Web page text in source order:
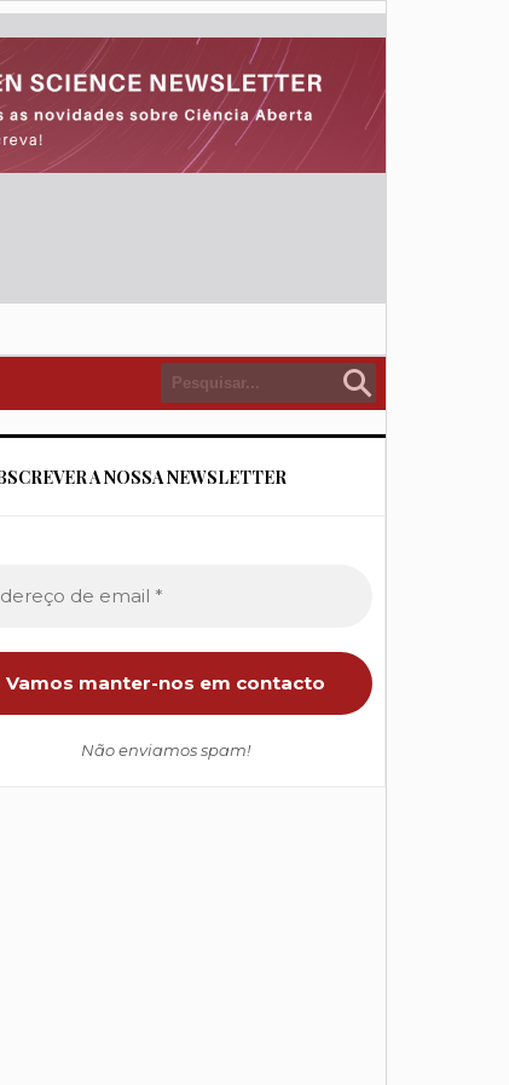
A NOSSA NEWSLETTER
Não enviamos spam!